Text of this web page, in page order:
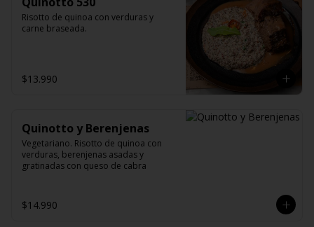
Risotto de quinoa con verduras y
carne braseada.
$13.990
Quinotto y Berenjenas
Vegetariano. Risotto de quinoa con
verduras, berenjenas asadas y
gratinadas con queso de cabra
$14.990